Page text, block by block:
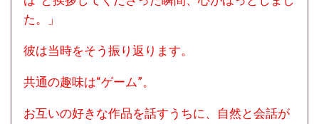
た。」
彼は当時をそう振り返ります。
共通の趣味は“ゲーム”。
お互いの好きな作品を話すうちに、自然と会話が